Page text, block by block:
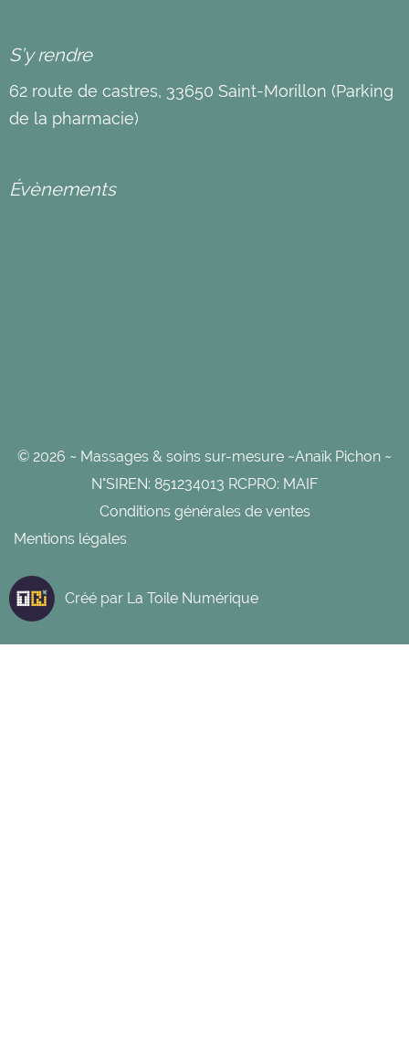
S’y rendre
62 route de castres, 33650 Saint-Morillon (Parking
de la pharmacie)
Évènements
© 2026 ~ Massages & soins sur-mesure ~Anaïk Pichon ~
N°SIREN: 851234013 RCPRO: MAIF
Conditions générales de ventes
Mentions légales
Créé par La Toile Numérique